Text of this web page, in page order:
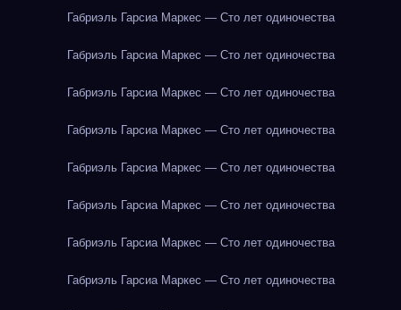
Габриэль Гарсиа Маркес — Сто лет одиночества
Габриэль Гарсиа Маркес — Сто лет одиночества
Габриэль Гарсиа Маркес — Сто лет одиночества
Габриэль Гарсиа Маркес — Сто лет одиночества
Габриэль Гарсиа Маркес — Сто лет одиночества
Габриэль Гарсиа Маркес — Сто лет одиночества
Габриэль Гарсиа Маркес — Сто лет одиночества
Габриэль Гарсиа Маркес — Сто лет одиночества